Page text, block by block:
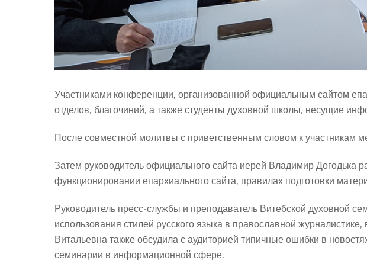
Участниками конференции, организованной официальным сайтом
отделов, благочиний, а также студенты духовной школы, несущие
После совместной молитвы с приветственным словом к участникам
Затем руководитель официального сайта иерей Владимир
функционировании епархиального сайта, правилах подготовки
Руководитель пресс-службы и преподаватель Витебской духовной
использования стилей русского языка в православной
Витальевна также обсудила с аудиторией типичные ошибки в
семинарии в информационной сфере.